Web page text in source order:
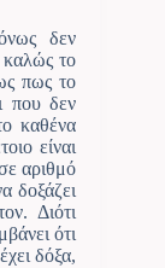
δεν
καλώς το
πως το
που δεν
καθένα
είναι
αριθμό
δοξάζει
Διότι
ότι
δόξα,